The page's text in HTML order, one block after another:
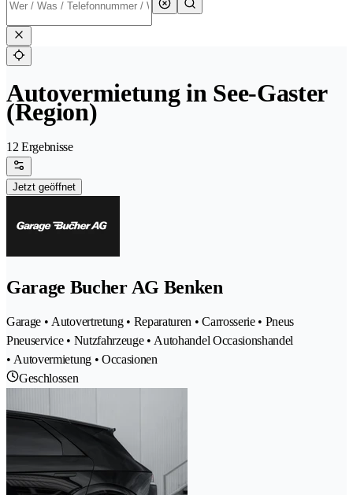
Autovermietung in See-Gaster
(Region)
12 Ergebnisse
Jetzt geöffnet
Garage Bucher AG Benken
Garage • Autovertretung • Reparaturen • Carrosserie • Pneus
Pneuservice • Nutzfahrzeuge • Autohandel Occasionshandel
• Autovermietung • Occasionen
Geschlossen